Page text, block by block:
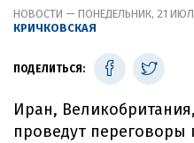
НОВОСТИ — ПОНЕДЕЛЬНИК, 21
КРИЧКОВСКАЯ
ПОДЕЛИТЬСЯ:
Иран,
проведут